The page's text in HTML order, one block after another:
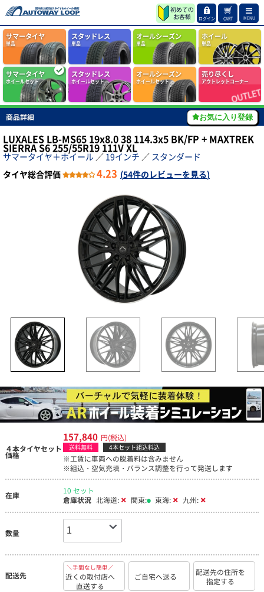
ログイン CART MENU
サマータイヤ
単品
スタッドレス
単品
オールシーズン
単品
ホイール
単品
サマータイヤ
ホイールセット
スタッドレス
ホイールセット
オールシーズン
ホイールセット
売り尽くし
アウトレットコーナー
商品詳細 お気に入り登録
LUXALES LB-MS65 19x8.0 38 114.3x5 BK/FP + MAXTREK
SIERRA S6 255/55R19 111V XL
サマータイヤ＋ホイール ／ 19インチ ／ スタンダード
タイヤ総合評価
4.23 (54件のレビューを見る)
４本タイヤセット
価格
157,840 円(税込)
送料無料 4本セット組込料込
※工賃に車両への脱着料は含みません
※組込・空気充填・バランス調整を行って発送します
在庫
10 セット
倉庫状況 北海道: 関東: 東海: 九州:
数量
配送先
＼手間なし簡単／
近くの取付店へ
直送する
ご自宅へ送る
配送先の住所を
指定する